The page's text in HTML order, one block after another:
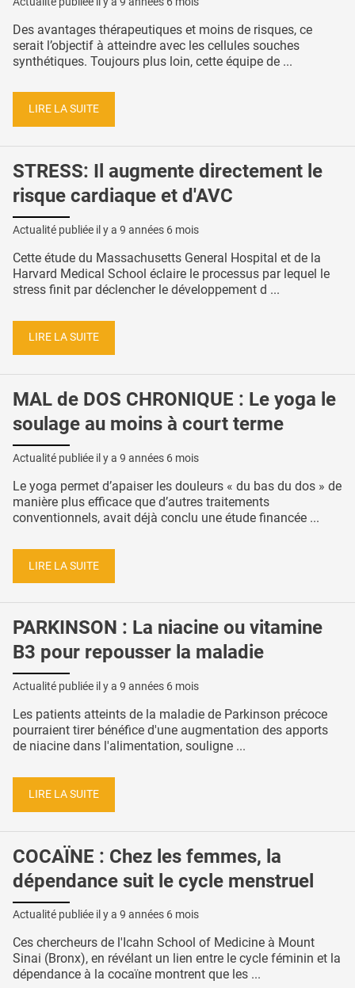
Des avantages thérapeutiques et moins de risques, ce
serait l’objectif à atteindre avec les cellules souches
synthétiques. Toujours plus loin, cette équipe de ...
LIRE LA SUITE
STRESS: Il augmente directement le
risque cardiaque et d'AVC
Actualité publiée il y a 9 années 6 mois
Cette étude du Massachusetts General Hospital et de la
Harvard Medical School éclaire le processus par lequel le
stress finit par déclencher le développement d ...
LIRE LA SUITE
MAL de DOS CHRONIQUE : Le yoga le
soulage au moins à court terme
Actualité publiée il y a 9 années 6 mois
Le yoga permet d’apaiser les douleurs « du bas du dos » de
manière plus efficace que d’autres traitements
conventionnels, avait déjà conclu une étude financée ...
LIRE LA SUITE
PARKINSON : La niacine ou vitamine
B3 pour repousser la maladie
Actualité publiée il y a 9 années 6 mois
Les patients atteints de la maladie de Parkinson précoce
pourraient tirer bénéfice d'une augmentation des apports
de niacine dans l'alimentation, souligne ...
LIRE LA SUITE
COCAÏNE : Chez les femmes, la
dépendance suit le cycle menstruel
Actualité publiée il y a 9 années 6 mois
Ces chercheurs de l'Icahn School of Medicine à Mount
Sinai (Bronx), en révélant un lien entre le cycle féminin et la
dépendance à la cocaïne montrent que les ...